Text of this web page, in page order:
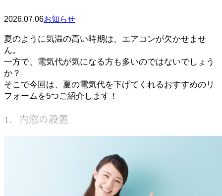
2026.07.06お知らせ
夏のように気温の高い時期は、エアコンが欠かせませ
ん。
一方で、電気代が気になる方も多いのではないでしょう
か？
そこで今回は、夏の電気代を下げてくれるおすすめのリ
フォームを5つご紹介します！
1．内窓の設置